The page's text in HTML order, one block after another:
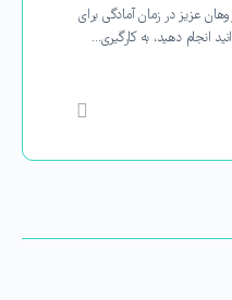
عزیز در زمان آمادگی برای
انجام دهید، به کارگیری…